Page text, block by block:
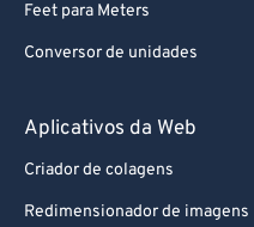
Feet para Meters
Conversor de unidades
Aplicativos da Web
Criador de colagens
Redimensionador de imagens